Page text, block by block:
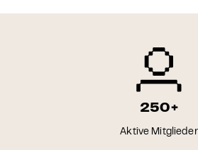
250+
Aktive Mitglieder